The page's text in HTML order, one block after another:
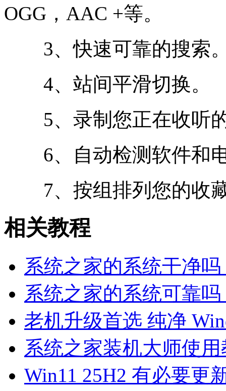
OGG，AAC +等。
3、快速可靠的搜索
4、站间平滑切换。
5、录制您正在收听的
6、自动检测软件和
7、按组排列您的收
相关教程
系统之家的系统干净
系统之家的系统可靠
老机升级首选 纯净
系统之家装机大师使
Win11 25H2 有必要更